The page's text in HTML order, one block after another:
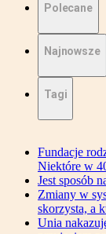
Polecane
Najnowsze
Tagi
Fundacje
Niektóre w
Jest sposób
Zmiany w
skorzysta, a
Unia